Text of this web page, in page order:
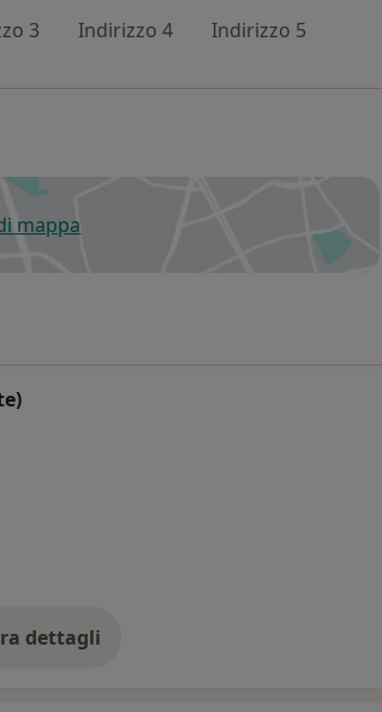
3 Indirizzo 4 Indirizzo 5
mappa
si apre in una nuova scheda
dettagli
sull'indirizzo